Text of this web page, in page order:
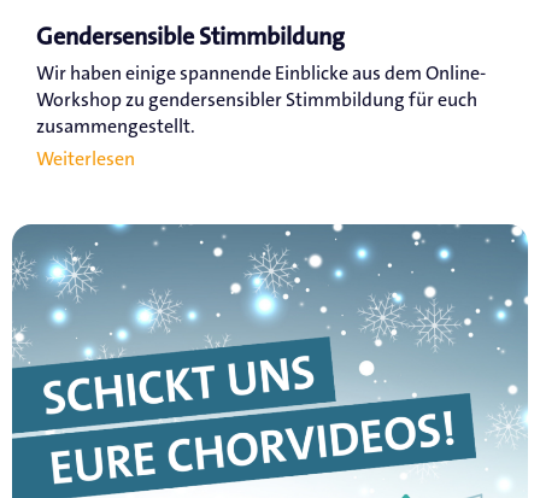
Gendersensible Stimmbildung
Wir haben einige spannende Einblicke aus dem Online-
Workshop zu gendersensibler Stimmbildung für euch
zusammengestellt.
Weiterlesen